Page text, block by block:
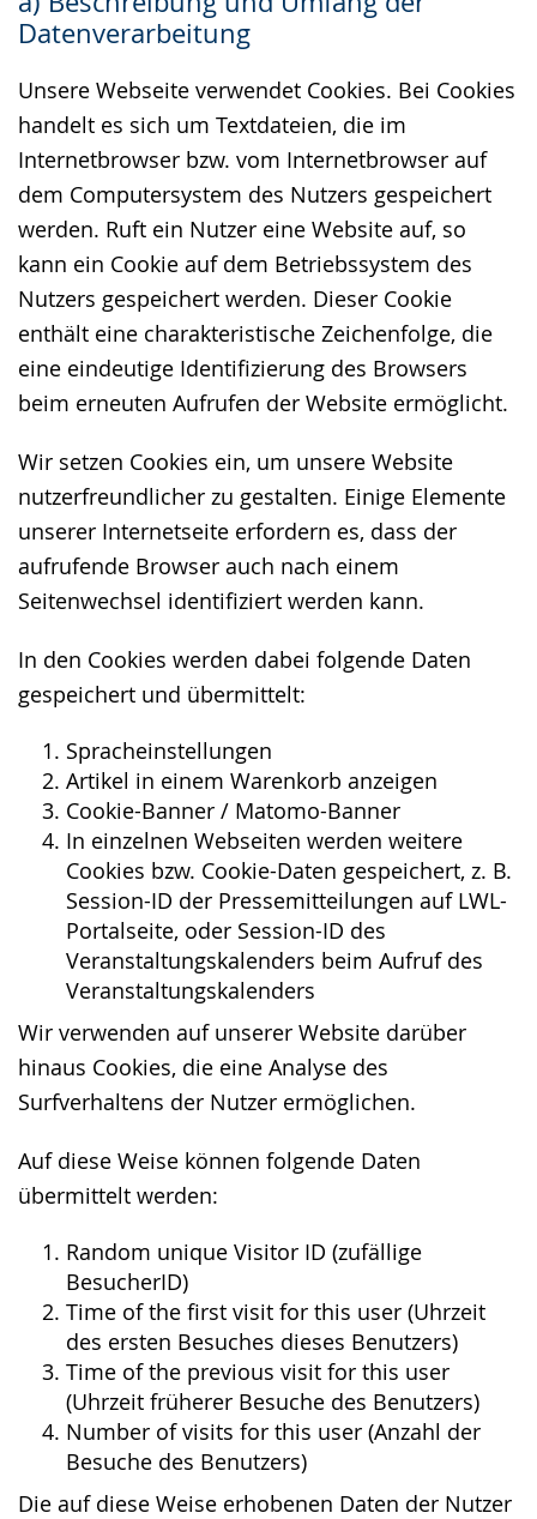
Datenverarbeitung
Unsere Webseite verwendet Cookies. Bei Cookies
handelt es sich um Textdateien, die im
Internetbrowser bzw. vom Internetbrowser auf
dem Computersystem des Nutzers gespeichert
werden. Ruft ein Nutzer eine Website auf, so
kann ein Cookie auf dem Betriebssystem des
Nutzers gespeichert werden. Dieser Cookie
enthält eine charakteristische Zeichenfolge, die
eine eindeutige Identifizierung des Browsers
beim erneuten Aufrufen der Website ermöglicht.
Wir setzen Cookies ein, um unsere Website
nutzerfreundlicher zu gestalten. Einige Elemente
unserer Internetseite erfordern es, dass der
aufrufende Browser auch nach einem
Seitenwechsel identifiziert werden kann.
In den Cookies werden dabei folgende Daten
gespeichert und übermittelt:
Spracheinstellungen
Artikel in einem Warenkorb anzeigen
Cookie-Banner / Matomo-Banner
In einzelnen Webseiten werden weitere
Cookies bzw. Cookie-Daten gespeichert, z. B.
Session-ID der Pressemitteilungen auf LWL-
Portalseite, oder Session-ID des
Veranstaltungskalenders beim Aufruf des
Veranstaltungskalenders
Wir verwenden auf unserer Website darüber
hinaus Cookies, die eine Analyse des
Surfverhaltens der Nutzer ermöglichen.
Auf diese Weise können folgende Daten
übermittelt werden:
Random unique Visitor ID (zufällige
BesucherID)
Time of the first visit for this user (Uhrzeit
des ersten Besuches dieses Benutzers)
Time of the previous visit for this user
(Uhrzeit früherer Besuche des Benutzers)
Number of visits for this user (Anzahl der
Besuche des Benutzers)
Die auf diese Weise erhobenen Daten der Nutzer
wechseln.
Deutscher
wird
angezeigt.